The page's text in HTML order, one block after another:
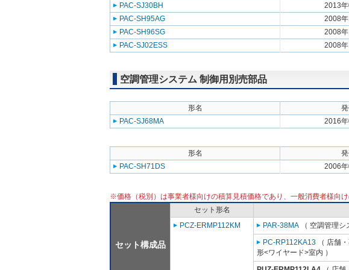
PAC-SJ30BH
2013
PAC-SH95AG
2008
PAC-SH96SG
2008
PAC-SJ02ESS
2008
空調管理システム 制御用別売部品
形名
PAC-SJ68MA
2016
形名
PAC-SH71DS
2006
※価格（税別）は事業者様向けの積算見積価格であり、一般消費者様向け
セット構成品
セット形名
PCZ-ERMP112KM
PAR-38MA （ 空調管理シ
PC-RP112KA13 （ 店舗
形<ワイヤード>室内 ）